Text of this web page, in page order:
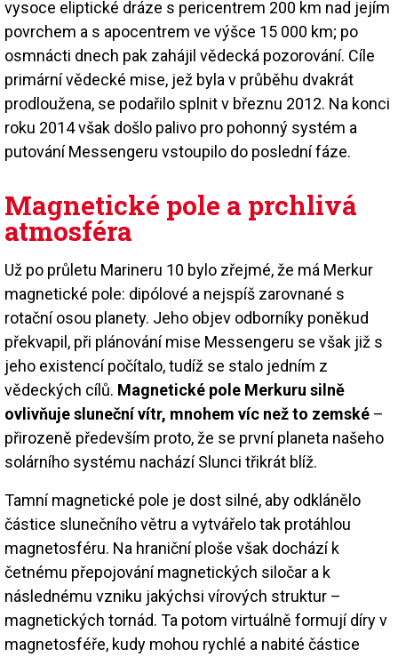
vysoce eliptické dráze s pericentrem 200 km nad jejím
povrchem a s apocentrem ve výšce 15 000 km; po
osmnácti dnech pak zahájil vědecká pozorování. Cíle
primární vědecké mise, jež byla v průběhu dvakrát
prodloužena, se podařilo splnit v březnu 2012. Na konci
roku 2014 však došlo palivo pro pohonný systém a
putování Messengeru vstoupilo do poslední fáze.
Magnetické pole a prchlivá
atmosféra
Už po průletu Marineru 10 bylo zřejmé, že má Merkur
magnetické pole: dipólové a nejspíš zarovnané s
rotační osou planety. Jeho objev odborníky poněkud
překvapil, při plánování mise Messengeru se však již s
jeho existencí počítalo, tudíž se stalo jedním z
vědeckých cílů. Magnetické pole Merkuru silně
ovlivňuje sluneční vítr, mnohem víc než to zemské –
přirozeně především proto, že se první planeta našeho
solárního systému nachází Slunci třikrát blíž.
Tamní magnetické pole je dost silné, aby odklánělo
částice slunečního větru a vytvářelo tak protáhlou
magnetosféru. Na hraniční ploše však dochází k
četnému přepojování magnetických siločar a k
následnému vzniku jakýchsi vírových struktur –
magnetických tornád. Ta potom virtuálně formují díry v
magnetosféře, kudy mohou rychlé a nabité částice